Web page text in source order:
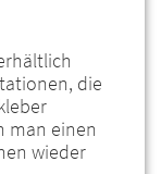
die
man einen
wieder